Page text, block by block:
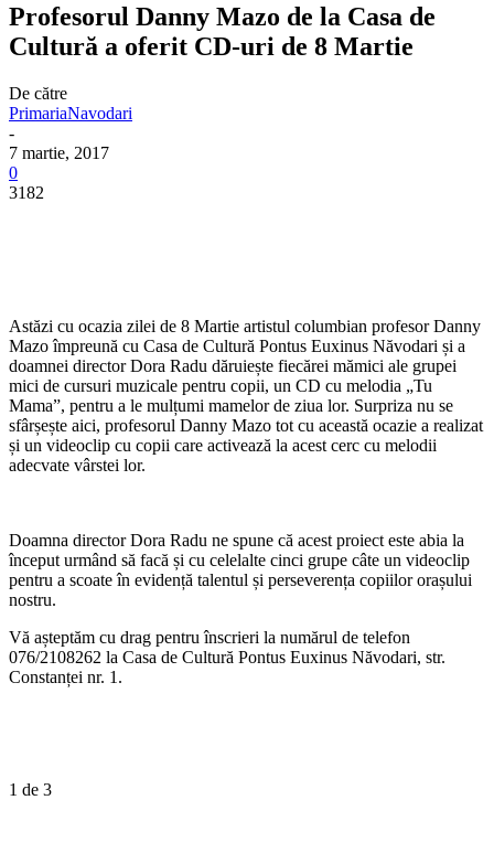
Profesorul Danny Mazo de la Casa de
Cultură a oferit CD-uri de 8 Martie
De către
PrimariaNavodari
-
7 martie, 2017
0
3182
Astăzi cu ocazia zilei de 8 Martie artistul columbian profesor Danny
Mazo împreună cu Casa de Cultură Pontus Euxinus Năvodari și a
doamnei director Dora Radu dăruiește fiecărei mămici ale grupei
mici de cursuri muzicale pentru copii, un CD cu melodia „Tu
Mama”, pentru a le mulțumi mamelor de ziua lor. Surpriza nu se
sfârșește aici, profesorul Danny Mazo tot cu această ocazie a realizat
și un videoclip cu copii care activează la acest cerc cu melodii
adecvate vârstei lor.
Doamna director Dora Radu ne spune că acest proiect este abia la
început urmând să facă și cu celelalte cinci grupe câte un videoclip
pentru a scoate în evidență talentul și perseverența copiilor orașului
nostru.
Vă așteptăm cu drag pentru înscrieri la numărul de telefon
076/2108262 la Casa de Cultură Pontus Euxinus Năvodari, str.
Constanței nr. 1.
1 de 3